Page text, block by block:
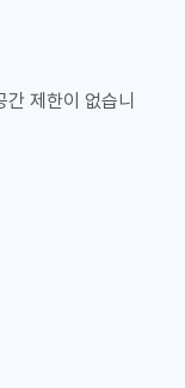
제한이 없습니